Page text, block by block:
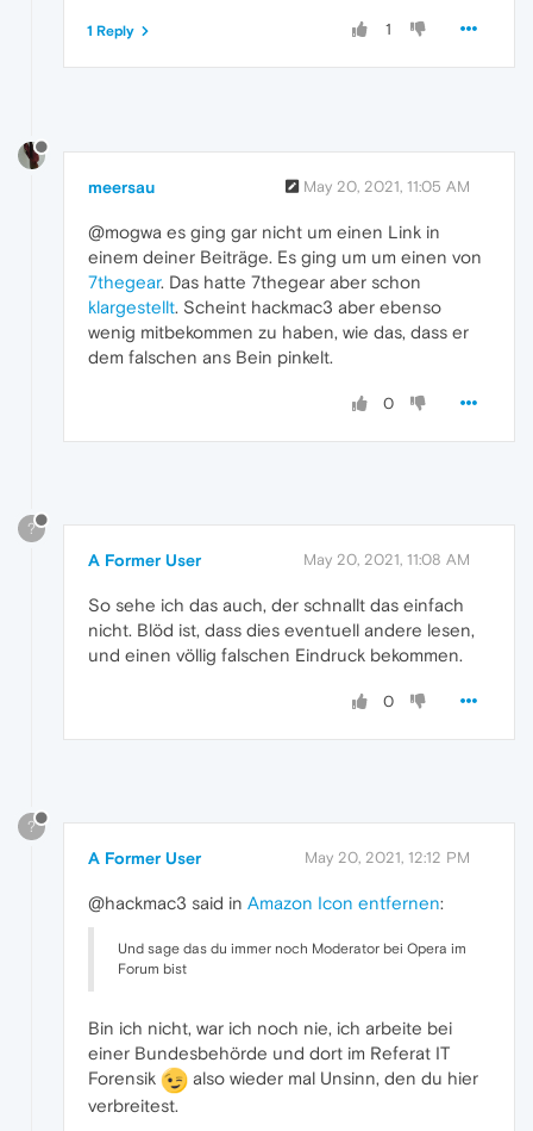
1
1 Reply
meersau May 20, 2021, 11:05 AM
@mogwa es ging gar nicht um einen Link in
einem deiner Beiträge. Es ging um um einen von
7thegear. Das hatte 7thegear aber schon
klargestellt. Scheint hackmac3 aber ebenso
wenig mitbekommen zu haben, wie das, dass er
dem falschen ans Bein pinkelt.
0
?
A Former User May 20, 2021, 11:08 AM
So sehe ich das auch, der schnallt das einfach
nicht. Blöd ist, dass dies eventuell andere lesen,
und einen völlig falschen Eindruck bekommen.
0
?
A Former User May 20, 2021, 12:12 PM
@hackmac3 said in Amazon Icon entfernen:
Und sage das du immer noch Moderator bei Opera im
Forum bist
Bin ich nicht, war ich noch nie, ich arbeite bei
einer Bundesbehörde und dort im Referat IT
Forensik
also wieder mal Unsinn, den du hier
verbreitest.